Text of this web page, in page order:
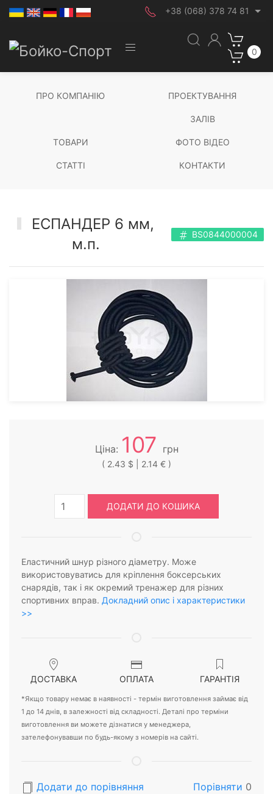
+38 (068) 378 74 81
0
ПРО КОМПАНІЮ ПРОЕКТУВАННЯ
ЗАЛІВ
ТОВАРИ ФОТО ВІДЕО
СТАТТІ КОНТАКТИ
ЕСПАНДЕР 6 мм,
м.п.
BS0844000004
Ціна: 107 грн
( 2.43 $ | 2.14 € )
ДОДАТИ ДО КОШИКА
Еластичний шнур різного діаметру. Може
використовуватись для кріплення боксерських
снарядів, так і як окремий тренажер для різних
спортивних вправ. Докладний опис і характеристики
>>
ДОСТАВКА ОПЛАТА ГАРАНТІЯ
*Якщо товару немає в наявності - термін виготовлення займає від
1 до 14 днів, в залежності від складності. Деталі про терміни
виготовлення ви можете дізнатися у менеджера,
зателефонувавши по будь-якому з номерів на сайті.
Додати до порівняння
Порівняти 0